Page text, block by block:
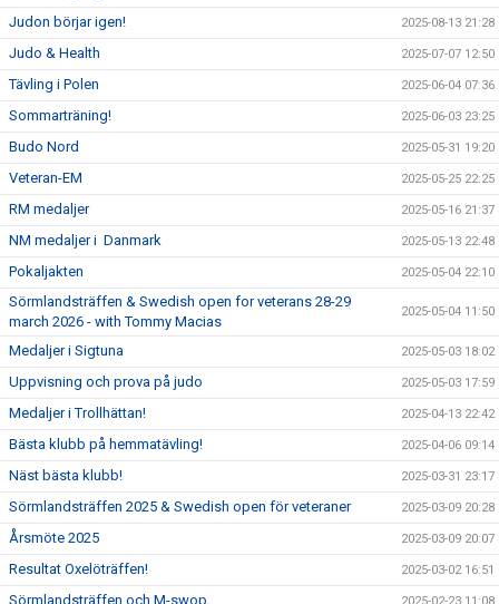
Judon börjar igen! 2025-08-13 21:28
Judo & Health 2025-07-07 12:50
Tävling i Polen 2025-06-04 07:36
Sommarträning! 2025-06-03 23:25
Budo Nord 2025-05-31 19:20
Veteran-EM 2025-05-25 22:25
RM medaljer 2025-05-16 21:37
NM medaljer i Danmark 2025-05-13 22:48
Pokaljakten 2025-05-04 22:10
Sörmlandsträffen & Swedish open for veterans 28-29
march 2026 - with Tommy Macias
2025-05-04 11:50
Medaljer i Sigtuna 2025-05-03 18:02
Uppvisning och prova på judo 2025-05-03 17:59
Medaljer i Trollhättan! 2025-04-13 22:42
Bästa klubb på hemmatävling! 2025-04-06 09:14
Näst bästa klubb! 2025-03-31 23:17
Sörmlandsträffen 2025 & Swedish open för veteraner 2025-03-09 20:28
Årsmöte 2025 2025-03-09 20:07
Resultat Oxelöträffen! 2025-03-02 16:51
Sörmlandsträffen och M-swop